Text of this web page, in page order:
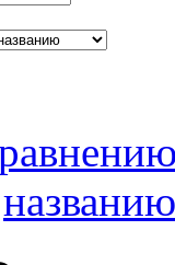
названию